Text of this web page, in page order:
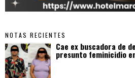
NOTAS RECIENTES
Cae ex buscadora de
presunto feminicidio